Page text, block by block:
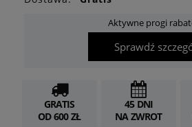
Aktywne progi
Sprawdź
GRATIS
OD 600 ZŁ
45 DNI
NA ZWROT